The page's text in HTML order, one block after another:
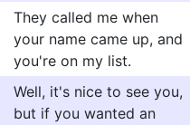
They called me when
your name came up, and
you're on my list.
Well, it's nice to see you,
but if you wanted an